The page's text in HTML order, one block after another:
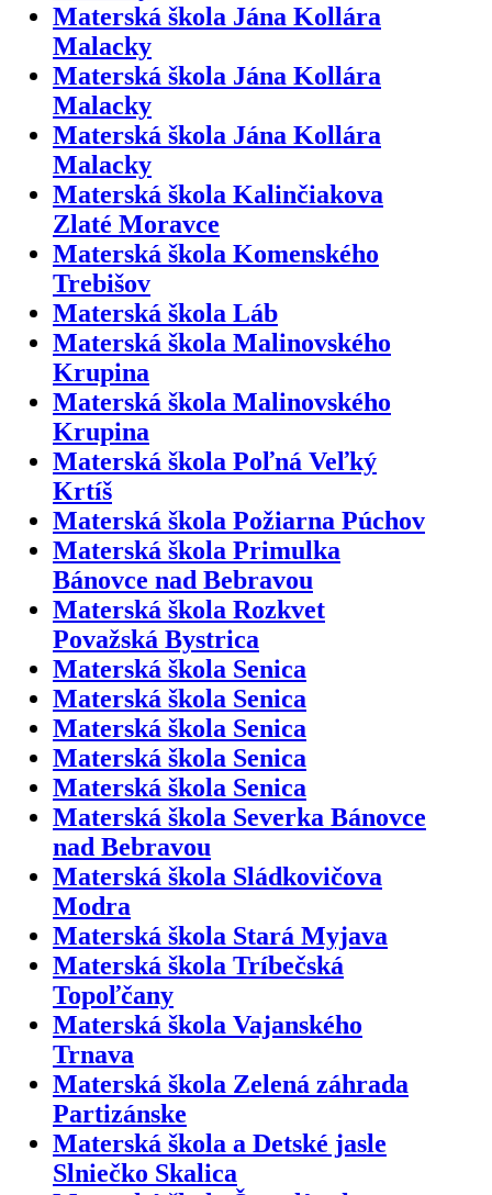
Materská škola Jána Kollára
Malacky
Materská škola Jána Kollára
Malacky
Materská škola Jána Kollára
Malacky
Materská škola Kalinčiakova
Zlaté Moravce
Materská škola Komenského
Trebišov
Materská škola Láb
Materská škola Malinovského
Krupina
Materská škola Malinovského
Krupina
Materská škola Poľná Veľký
Krtíš
Materská škola Požiarna Púchov
Materská škola Primulka
Bánovce nad Bebravou
Materská škola Rozkvet
Považská Bystrica
Materská škola Senica
Materská škola Senica
Materská škola Senica
Materská škola Senica
Materská škola Senica
Materská škola Severka Bánovce
nad Bebravou
Materská škola Sládkovičova
Modra
Materská škola Stará Myjava
Materská škola Tríbečská
Topoľčany
Materská škola Vajanského
Trnava
Materská škola Zelená záhrada
Partizánske
Materská škola a Detské jasle
Slniečko Skalica